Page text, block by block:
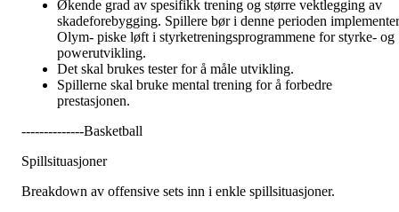
Økende grad av spesifikk trening og større vektlegging av
skadeforebygging. Spillere bør i denne perioden
Olym- piske løft i styrketreningsprogrammene for styrke- og
powerutvikling.
Det skal brukes tester for å måle utvikling.
Spillerne skal bruke mental trening for å forbedre
prestasjonen.
--------------Basketball
Spillsituasjoner
Breakdown av offensive sets inn i enkle spillsituasjoner.